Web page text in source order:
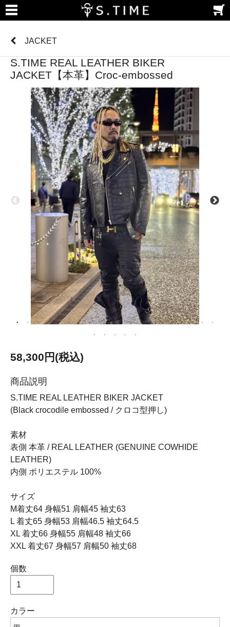
JACKET
S.TIME REAL LEATHER BIKER
JACKET【本革】Croc-embossed
58,300円(税込)
商品説明
S.TIME REAL LEATHER BIKER JACKET
(Black crocodile embossed / クロコ型押し)
素材
表側 本革 / REAL LEATHER (GENUINE COWHIDE
LEATHER)
内側 ポリエステル 100%
サイズ
M着丈64 身幅51 肩幅45 袖丈63
L 着丈65 身幅53 肩幅46.5 袖丈64.5
XL 着丈66 身幅55 肩幅48 袖丈66
XXL 着丈67 身幅57 肩幅50 袖丈68
個数
カラー